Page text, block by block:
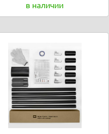
в наличии